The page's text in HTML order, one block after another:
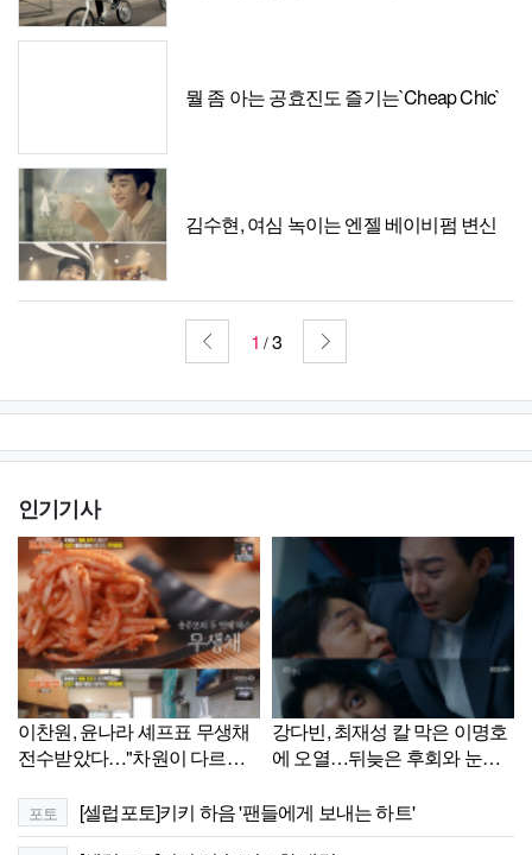
뭘 좀 아는 공효진도 즐기는`Cheap Chic`
김수현, 여심 녹이는 엔젤 베이비펌 변신
1 /3
인기기사
이찬원, 윤나라 셰프표 무생채
전수받았다…"차원이 다르다"
강다빈, 최재성 칼 막은 이명호
에 오열…뒤늦은 후회와 눈물
포토 [셀럽포토]키키 하음 '팬들에게 보내는 하트'